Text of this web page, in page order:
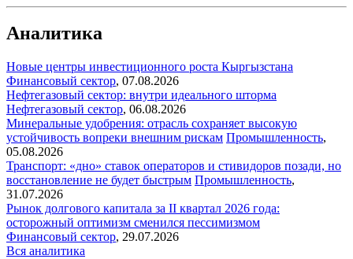
Аналитика
Новые центры инвестиционного роста Кыргызстана
Финансовый сектор, 07.08.2026
Нефтегазовый сектор: внутри идеального шторма
Нефтегазовый сектор, 06.08.2026
Минеральные удобрения: отрасль сохраняет высокую
устойчивость вопреки внешним рискам Промышленность,
05.08.2026
Транспорт: «дно» ставок операторов и стивидоров позади, но
восстановление не будет быстрым Промышленность,
31.07.2026
Рынок долгового капитала за II квартал 2026 года:
осторожный оптимизм сменился пессимизмом
Финансовый сектор, 29.07.2026
Вся аналитика